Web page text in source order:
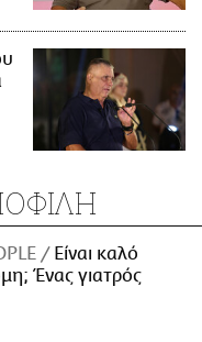
Είναι καλό
Ένας γιατρός